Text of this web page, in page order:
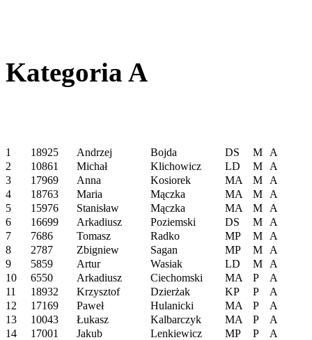
Kategoria A
1 18925 Andrzej Bojda DS M
A
2
10861 Michał Klichowicz LD M
A
3
17969 Anna Kosiorek MA M
A
4
18763 Maria Mączka MA M
A
5
15976 Stanisław Mączka MA M
A
6
16699 Arkadiusz Poziemski DS M
A
7
7686 Tomasz Radko MP M
A
8
2787 Zbigniew Sagan MP M
A
9
5859 Artur Wasiak LD M
A
10
6550 Arkadiusz Ciechomski MA P
A
11
18932 Krzysztof Dzierżak KP P
A
12
17169 Paweł Hulanicki MA P
A
13
10043 Łukasz Kalbarczyk MA P
A
14
17001 Jakub Lenkiewicz MP P
A